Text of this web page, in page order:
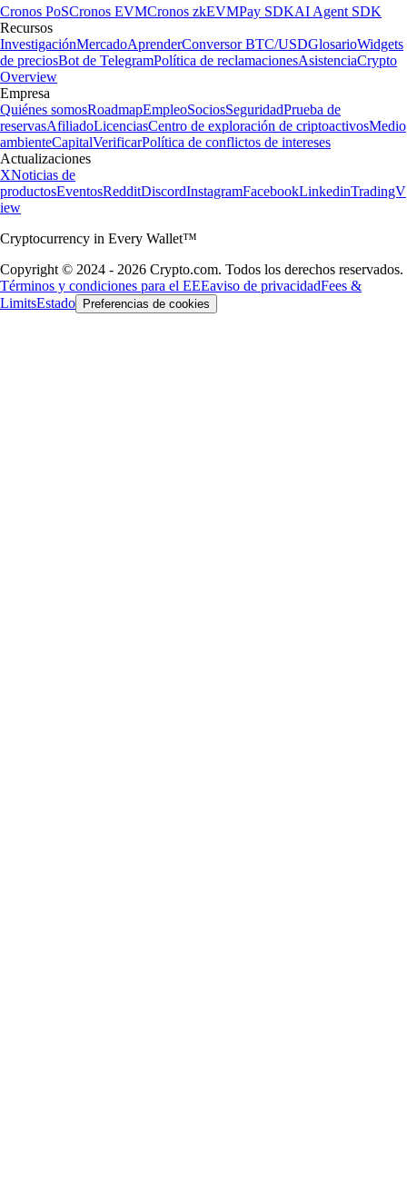
Cronos PoSCronos EVMCronos zkEVMPay SDKAI Agent SDK
Recursos
InvestigaciónMercadoAprenderConversor BTC/USDGlosarioWidgets
de preciosBot de TelegramPolítica de reclamacionesAsistenciaCrypto
Overview
Empresa
Quiénes somosRoadmapEmpleoSociosSeguridadPrueba de
reservasAfiliadoLicenciasCentro de exploración de criptoactivosMedio
ambienteCapitalVerificarPolítica de conflictos de intereses
Actualizaciones
XNoticias de
productosEventosRedditDiscordInstagramFacebookLinkedinTradingV
iew
Cryptocurrency in Every Wallet™
Copyright © 2024 - 2026 Crypto.com. Todos los derechos reservados.
Términos y condiciones para el EEEaviso de privacidadFees &
LimitsEstado Preferencias de cookies